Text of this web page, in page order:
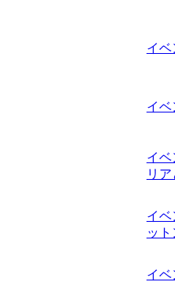
イベ
イベ
イベ
リ
イベ
ッ
イベ